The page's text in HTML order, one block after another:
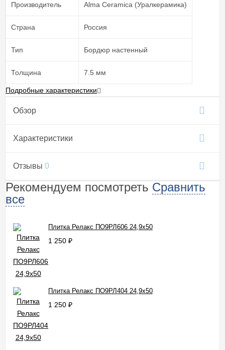
Производитель Alma Ceramica (Уралкерамика)
Страна Россия
Тип Бордюр настенный
Толщина 7.5 мм
Подробные характеристики
Обзор
Характеристики
Отзывы 0
Рекомендуем посмотреть Сравнить
все
Плитка Релакс ПО9РЛ606 24,9x50
1 250 ₽
Плитка Релакс ПО9РЛ404 24,9x50
1 250 ₽